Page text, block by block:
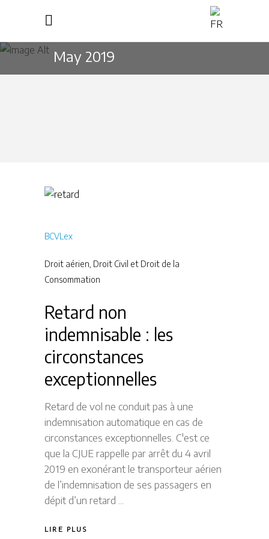
May 2019
BCVLex
Droit aérien Droit Civil et Droit de la
Consommation
Retard non
indemnisable : les
circonstances
exceptionnelles
Retard de vol ne conduit pas à une
indemnisation automatique en cas de
circonstances exceptionnelles. C'est ce
que la CJUE rappelle par arrêt du 4 avril
2019 en exonérant le transporteur aérien
de l’indemnisation de ses passagers en
dépit d’un retard
LIRE PLUS